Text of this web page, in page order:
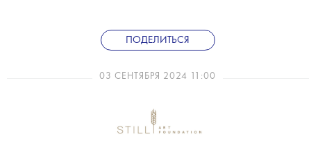
ПОДЕЛИТЬСЯ
03 СЕНТЯБРЯ 2024 11:00